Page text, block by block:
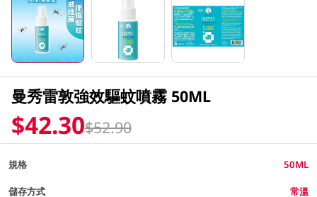
曼秀雷敦強效驅蚊噴霧 50ML
$42.30$52.90
規格 50ML
儲存方式 常溫